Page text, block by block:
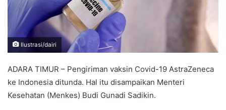
Ilustrasi/dairi
ADARA TIMUR – Pengiriman vaksin Covid-19 AstraZeneca
ke Indonesia ditunda. Hal itu disampaikan Menteri
Kesehatan (Menkes) Budi Gunadi Sadikin.